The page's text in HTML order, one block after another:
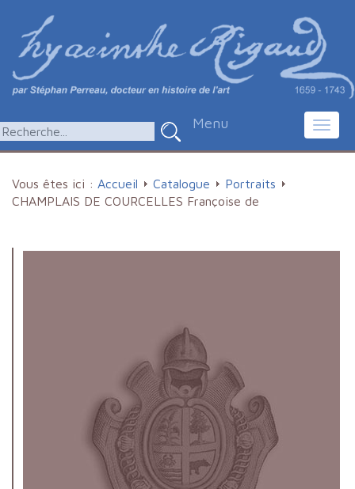
Menu
Vous êtes ici : Accueil Catalogue
Portraits
CHAMPLAIS DE COURCELLES Françoise de